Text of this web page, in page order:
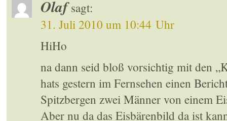
Olaf sagt:
31. Juli 2010 um 10:44 Uhr
HiHo
na dann seid bloß vorsichtig mit den
hats gestern im Fernsehen einen
Spitzbergen zwei Männer von einem
Aber nu da das Eisbärenbild da ist